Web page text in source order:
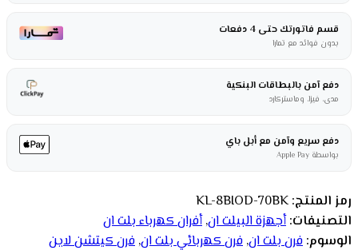
قسم فاتورتك حتى 4 دفعات
بدون فوائد مع تمارا
دفع آمن بالبطاقات البنكية
مدى، فيزا، وماستركارد
دفع سريع وآمن مع أبل باي
بواسطة Apple Pay
رمز المنتج:KL-8BIOD-70BK
التصنيفات: أجهزة البيلت ان, أفران كهرباء بلت ان
الوسوم: فرن بلت ان, فرن كهربائي بلت ان, فرن كيتشن لاين